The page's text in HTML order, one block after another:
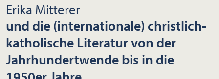
Erika Mitterer
und die (internationale) christlich-
katholische Literatur von der
Jahrhundertwende bis in die